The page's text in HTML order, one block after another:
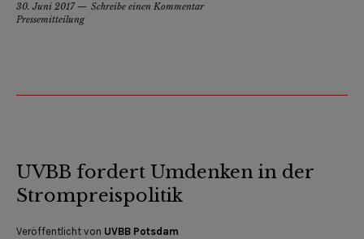
30. Juni 2017
Schreibe einen Kommentar
Pressemitteilung
UVBB fordert Umdenken in der
Strompreispolitik
Veröffentlicht von UVBB Potsdam